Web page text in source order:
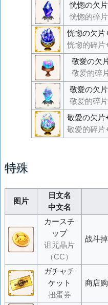
恍惚の欠
恍惚的碎
恍惚の欠片
恍惚的碎片
敬愛の欠
敬爱的碎
敬愛の欠
敬爱的碎
敬愛の欠片
敬爱的碎片
特殊
图片
日文名
中文名
カースチ
ップ
诅咒晶片
（CC）
战斗
ガチャチ
ケット
扭蛋券
商店